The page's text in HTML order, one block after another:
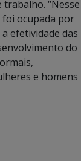
“Nesse
foi ocupada por
efetividade das
do
e homens